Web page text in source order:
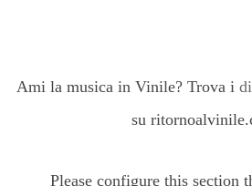
Ami la musica in Vinile? Trova i
su
Please configure this section